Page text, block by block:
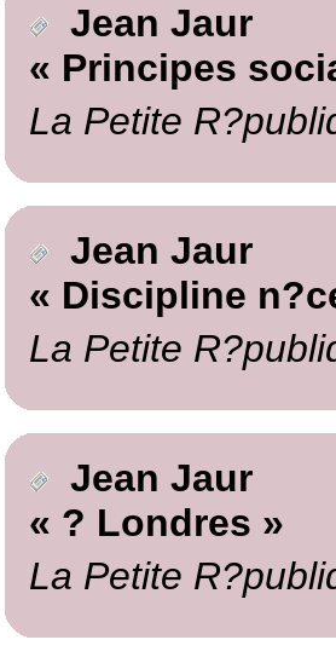
Jean Jaur
« Principes
La Petite
Jean Jaur
« Discipline
La Petite
Jean Jaur
« ? Londres »
La Petite